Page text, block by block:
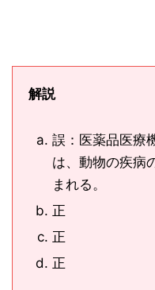
解説
誤：医薬品医療
は、動物の疾病
まれる。
正
正
正